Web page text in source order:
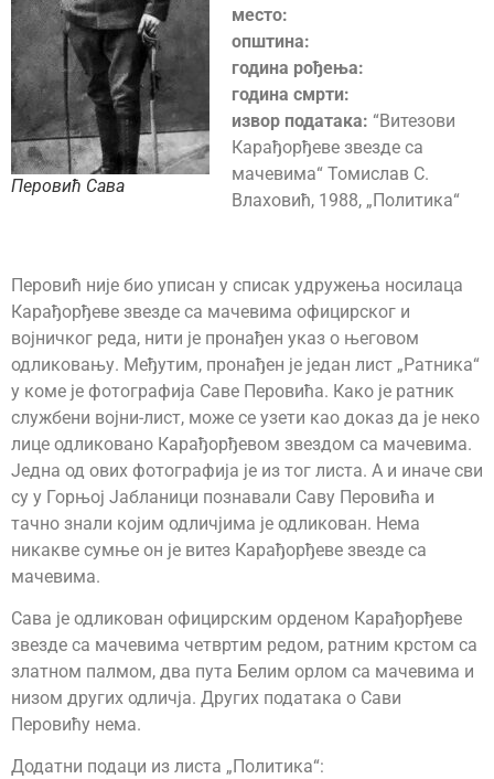
Перовић Савa
место:
општина:
година рођења:
година смрти:
извор података: “Витезови
Карађорђеве звезде са
мачевима“ Томислав С.
Влаховић, 1988, „Политика“
Перовић није био уписан у списак удружења носилаца
Карађорђеве звезде са мачевима официрског и
војничког реда, нити је пронађен указ о његовом
одликовању. Међутим, пронађен је један лист „Ратника“
у коме је фотографија Саве Перовића. Како је ратник
службени војни-лист, може се узети као доказ да је неко
лице одликовано Карађорђевом звездом са мачевима.
Једна од ових фотографија је из тог листа. А и иначе сви
су у Горњој Јабланици познавали Саву Перовића и
тачно знали којим одличјима је одликован. Нема
никакве сумње он је витез Карађорђeве звезде са
мачевима.
Сава је одликован официрским орденом Карађорђеве
звезде са мачевима четвртим редом, ратним крстом са
златном палмом, два пута Белим орлом са мачевима и
низом других одличја. Других података о Сави
Перовићу нема.
Додатни подаци из листа „Политика“: